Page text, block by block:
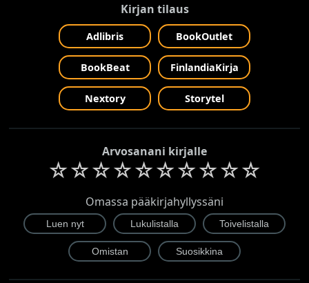
Kirjan tilaus
Adlibris BookOutlet
BookBeat FinlandiaKirja
Nextory Storytel
Arvosanani kirjalle
☆☆☆☆☆☆☆☆☆☆
Omassa pääkirjahyllyssäni